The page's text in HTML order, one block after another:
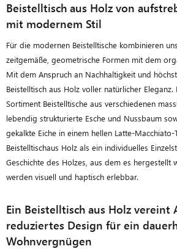
Beistelltisch aus Holz von
mit modernem Stil
Für die modernen Beistelltische kombinieren
zeitgemäße, geometrische Formen mit dem
Mit dem Anspruch an Nachhaltigkeit und
Beistelltisch aus Holz voller natürlicher
Sortiment Beistelltische aus verschiedenen
lebendig strukturierte Esche und Nussbaum
gekalkte Eiche in einem hellen Latte-
Beistelltischaus Holz als ein individuelles
Geschichte des Holzes, aus dem es hergestellt
werden visuell und haptisch erlebbar.
Ein Beistelltisch aus Holz
reduziertes Design für ein
Wohnvergnügen